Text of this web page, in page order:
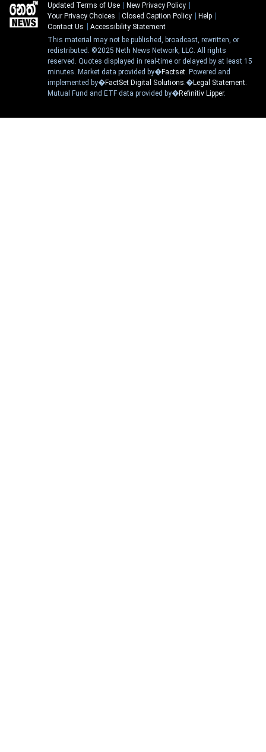
Updated Terms of Use
New Privacy Policy
Your Privacy Choices
Closed Caption Policy
Help
Contact Us
Accessibility Statement
This material may not be published, broadcast, rewritten, or
redistributed. ©2025 Neth News Network, LLC. All rights
reserved. Quotes displayed in real-time or delayed by at least 15
minutes. Market data provided by�Factset. Powered and
implemented by�FactSet Digital Solutions.�Legal Statement.
Mutual Fund and ETF data provided by�Refinitiv Lipper.